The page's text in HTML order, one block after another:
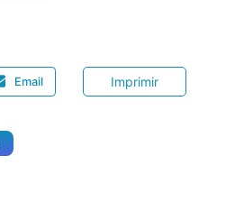
Email Imprimir